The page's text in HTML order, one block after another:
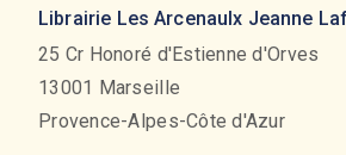
Librairie Les Arcenaulx Jeanne
25 Cr Honoré d'Estienne d'Orves
13001 Marseille
Provence-Alpes-Côte d'Azur